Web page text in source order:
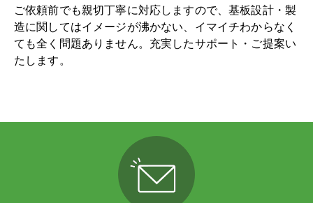
ご依頼前でも親切丁寧に対応しますので、基板設計・製
造に関してはイメージが沸かない、イマイチわからなく
ても全く問題ありません。充実したサポート・ご提案い
たします。